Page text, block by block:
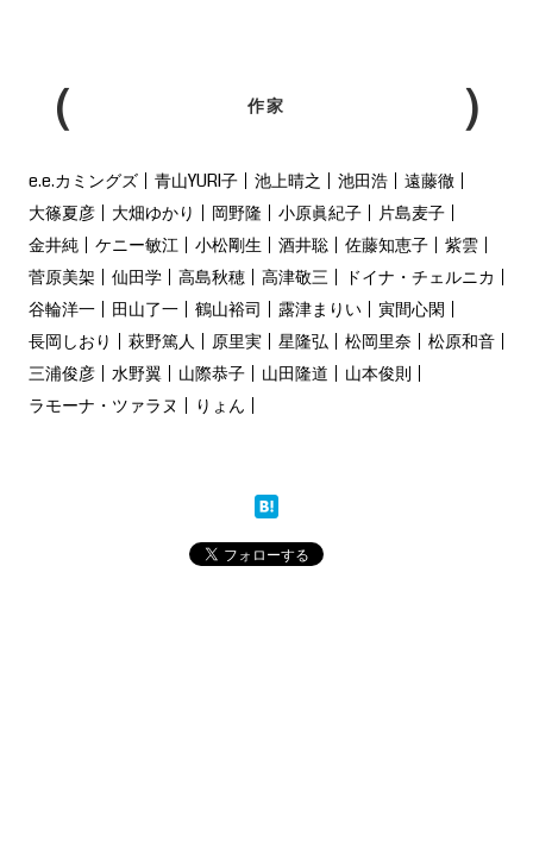
作家
e.e.カミングズ 青山YURI子 池上晴之 池田浩
遠藤徹
大篠夏彦
大畑ゆかり 岡野隆 小原眞紀子
片島麦子
金井純
ケニー敏江 小松剛生 酒井聡 佐藤知恵子
紫雲
菅原美架
仙田学 高島秋穂 高津敬三
ドイナ・チェルニカ
谷輪洋一
田山了一 鶴山裕司 露津まりい
寅間心閑
長岡しおり
萩野篤人 原里実 星隆弘 松岡里奈
松原和音
三浦俊彦
水野翼 山際恭子 山田隆道
山本俊則
ラモーナ・ツァラヌ
りょん